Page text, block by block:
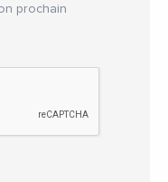
prochain